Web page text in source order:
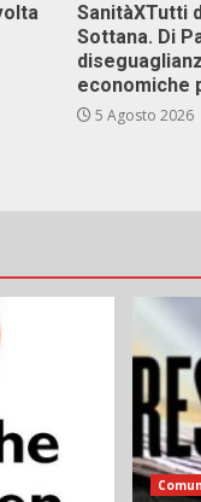
SanitàXTutti
Sottana. Di
economiche
5 Agosto 2026